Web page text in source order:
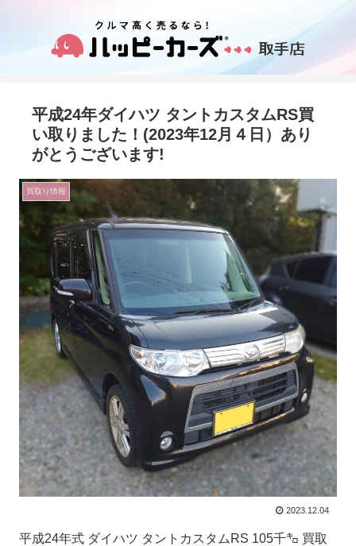
平成24年ダイハツ タントカスタムRS買
い取りました！(2023年12月４日）あり
がとうございます!
買取り情報
2023.12.04
平成24年式 ダイハツ タントカスタムRS 105千㌔ 買取